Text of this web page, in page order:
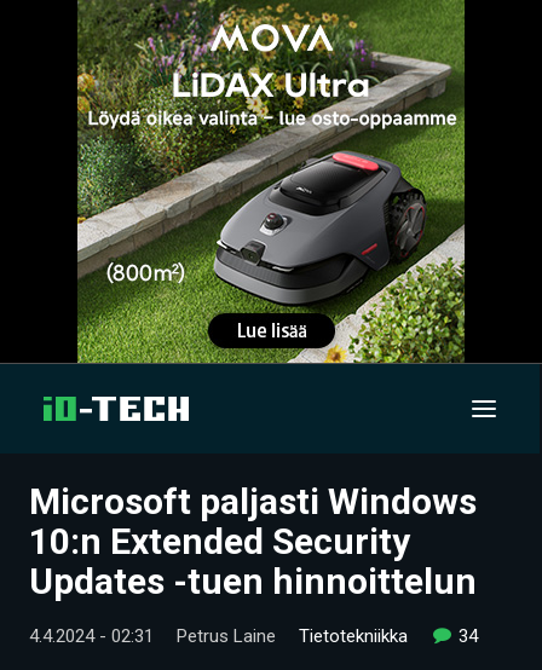
UUTISET
ARTIKKELIT
VIDEOT
Microsoft paljasti Windows
10:n Extended Security
Updates -tuen hinnoittelun
4.4.2024 - 02:31 Petrus Laine Tietotekniikka 34